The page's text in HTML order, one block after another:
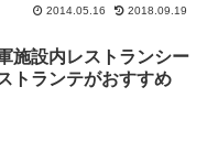
2014.05.16 2018.09.19
施設内レストランシー
トランテがおすすめ